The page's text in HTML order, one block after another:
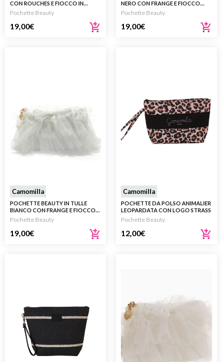
CON ROUCHES E FIOCCO IN
VELLUTO
Pochette Beauty
19,00€
NERO CON FRANGE E FIOCCO
GLAM
Pochette Beauty
19,00€
Camomilla
POCHETTE BEAUTY IN TULLE
BIANCO CON FRANGE E FIOCCO
ROMANTICO
Pochette Beauty
19,00€
Camomilla
POCHETTE DA POLSO ANIMALIER
LEOPARDATA CON LOGO STRASS
Pochette Beauty
12,00€